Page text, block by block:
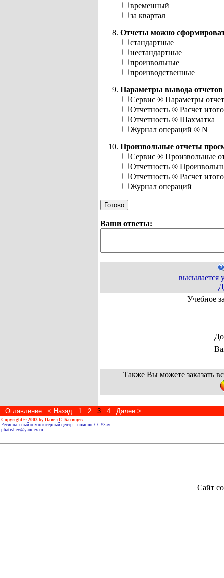
временный
за квартал
Отчеты можно
стандартные
нестандартные
произвольные
производственные
Параметры вывода
Сервис ® Параметры
Отчетность ® Расчет
Отчетность ® Шахматка
Журнал операций ® N
Произвольные отчеты
Сервис ® Произвольные
Отчетность ®
Отчетность ® Расчет
Журнал операций
Ваши ответы:
высылается
Учебное
Также Вы можете заказать
Оглавление < Назад 1 2 3 4 Далее >
Copyright © 2003 by Павел С. Батищев.
Региональный компьютерный центр – помощь ССУЗам.
pbatishev@yandex.ru
Сайт